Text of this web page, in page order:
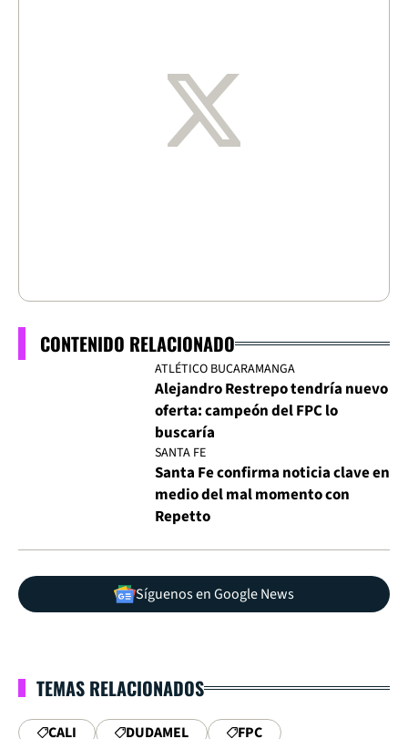
CONTENIDO RELACIONADO
ATLÉTICO BUCARAMANGA
Alejandro Restrepo tendría nuevo
oferta: campeón del FPC lo
buscaría
SANTA FE
Santa Fe confirma noticia clave en
medio del mal momento con
Repetto
Síguenos en Google News
TEMAS RELACIONADOS
CALI DUDAMEL FPC